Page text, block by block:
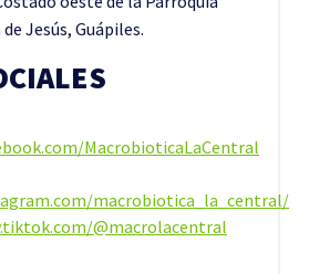
Jesús, Guápiles.
MacrobioticaLaCentral
macrobiotica_la_central/
@macrolacentral